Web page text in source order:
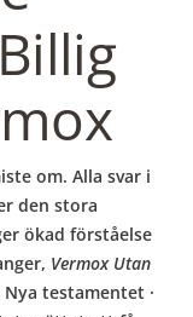
om. Alla svar i
den stora
ökad förståelse
Vermox Utan
testamentet ·